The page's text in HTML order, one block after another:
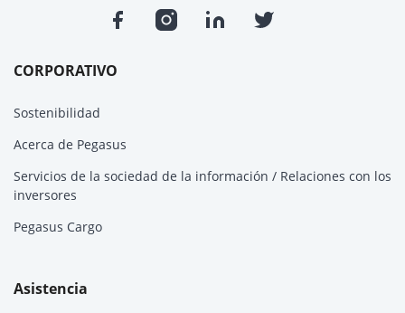
CORPORATIVO
Sostenibilidad
Acerca de Pegasus
Servicios de la sociedad de la información / Relaciones con los
inversores
Pegasus Cargo
Asistencia